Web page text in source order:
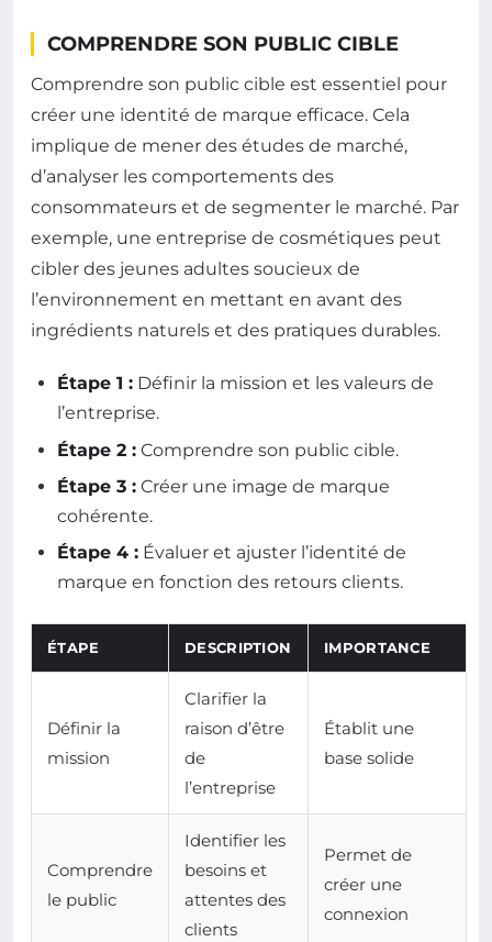
COMPRENDRE SON PUBLIC CIBLE
Comprendre son public cible est essentiel pour
créer une identité de marque efficace. Cela
implique de mener des études de marché,
d’analyser les comportements des
consommateurs et de segmenter le marché. Par
exemple, une entreprise de cosmétiques peut
cibler des jeunes adultes soucieux de
l’environnement en mettant en avant des
ingrédients naturels et des pratiques durables.
Étape 1 : Définir la mission et les valeurs de
l’entreprise.
Étape 2 : Comprendre son public cible.
Étape 3 : Créer une image de marque
cohérente.
Étape 4 : Évaluer et ajuster l’identité de
marque en fonction des retours clients.
ÉTAPE DESCRIPTION IMPORTANCE
Définir la
mission
Clarifier la
raison d’être
de
l’entreprise
Établit une
base solide
Comprendre
le public
Identifier les
besoins et
attentes des
clients
Permet de
créer une
connexion